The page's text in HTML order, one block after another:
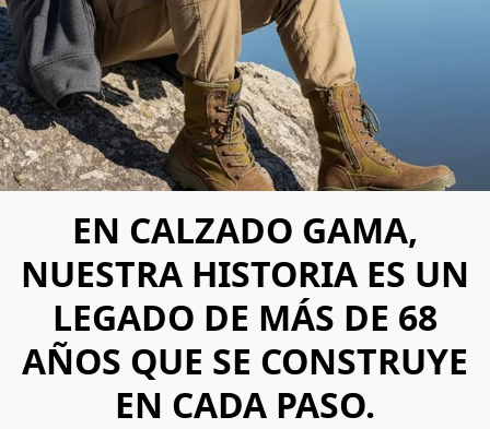
EN CALZADO GAMA,
NUESTRA HISTORIA ES UN
LEGADO DE MÁS DE 68
AÑOS QUE SE CONSTRUYE
EN CADA PASO.